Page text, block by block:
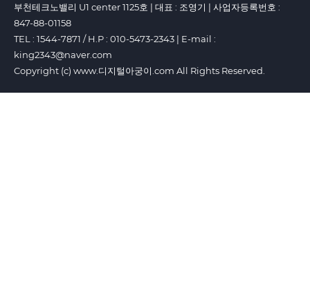
부천테크노밸리 U1 center 1125호 | 대표 : 조영기 | 사업자등록번호 :
847-88-01158
TEL : 1544-7871 / H.P : 010-5473-2343 | E-mail :
king2343@naver.com
Copyright (c) www.디지털아궁이.com All Rights Reserved.